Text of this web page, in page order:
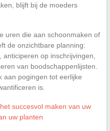
blijft bij de moeders
uren die aan schoonmaken of
de onzichtbare planning:
op inschrijvingen,
van boodschappenlijsten.
aan pogingen tot eerlijke
is.
succesvol maken van uw
uw planten